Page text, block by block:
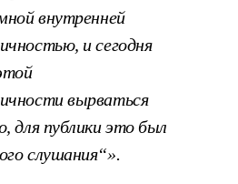
внутренней
и сегодня
вырваться
для публики это был
слушания“».